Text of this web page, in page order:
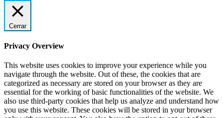
Cerrar
Privacy Overview
This website uses cookies to improve your experience while you
navigate through the website. Out of these, the cookies that are
categorized as necessary are stored on your browser as they are
essential for the working of basic functionalities of the website. We
also use third-party cookies that help us analyze and understand how
you use this website. These cookies will be stored in your browser